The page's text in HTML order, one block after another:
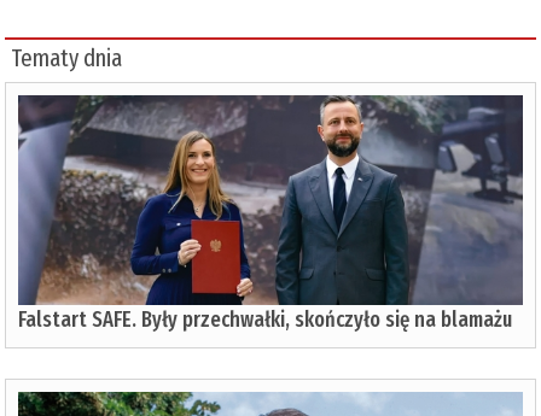
Tematy dnia
Falstart SAFE. Były przechwałki, skończyło się na blamażu